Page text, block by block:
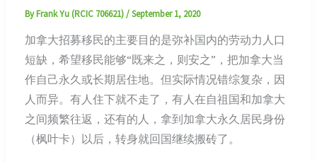
ByFrank Yu (RCIC 706621)/September 1, 2020
加拿大招募移民的主要目的是弥补国内的劳动力人口
短缺，希望移民能够“既来之，则安之”，把加拿大当
作自己永久或长期居住地。但实际情况错综复杂，因
人而异。有人住下就不走了，有人在自祖国和加拿大
之间频繁往返，还有的人，拿到加拿大永久居民身份
（枫叶卡）以后，转身就回国继续搬砖了。